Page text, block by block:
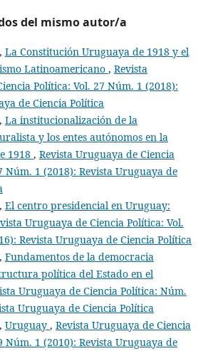
del mismo autor/a
La Constitución Uruguaya de 1918 y el
Latinoamericano , Revista
Política: Vol. 27 Núm. 1 (2018):
de Ciencia Política
La institucionalización de la
y los entes autónomos en la
1918 , Revista Uruguaya de Ciencia
Núm. 1 (2018): Revista Uruguaya de
El centro presidencial en Uruguay:
Uruguaya de Ciencia Política: Vol.
Revista Uruguaya de Ciencia Política
Fundamentos de la democracia
política del Estado en el
Uruguaya de Ciencia Política: Núm.
Uruguaya de Ciencia Política
Uruguay , Revista Uruguaya de Ciencia
Núm. 1 (2010): Revista Uruguaya de